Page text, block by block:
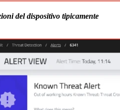
del dispositivo tipicamente